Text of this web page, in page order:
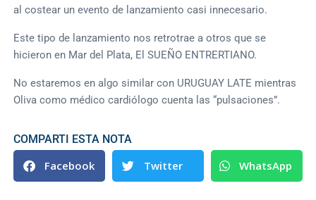
al costear un evento de lanzamiento casi innecesario.
Este tipo de lanzamiento nos retrotrae a otros que se
hicieron en Mar del Plata, El SUEÑO ENTRERTIANO.
No estaremos en algo similar con URUGUAY LATE mientras
Oliva como médico cardiólogo cuenta las “pulsaciones”.
COMPARTI ESTA NOTA
Facebook Twitter WhatsApp